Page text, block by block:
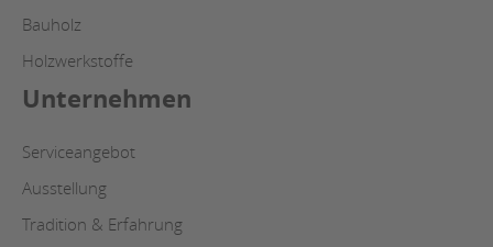
Bauholz
Holzwerkstoffe
Unternehmen
Serviceangebot
Ausstellung
Tradition & Erfahrung